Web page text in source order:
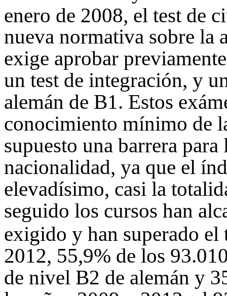
enero de 2008, el test de
nueva normativa sobre la
exige aprobar
un test de integración, y
alemán de B1. Estos
conocimiento mínimo de
supuesto una barrera
nacionalidad, ya que el
elevadísimo, casi la
seguido los cursos han
exigido y han superado el
2012, 55,9% de los
de nivel B2 de alemán y